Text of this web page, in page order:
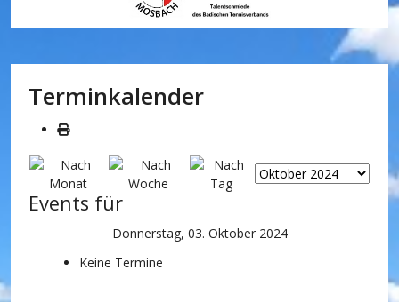
Terminkalender
Events für
Donnerstag, 03. Oktober 2024
Keine Termine